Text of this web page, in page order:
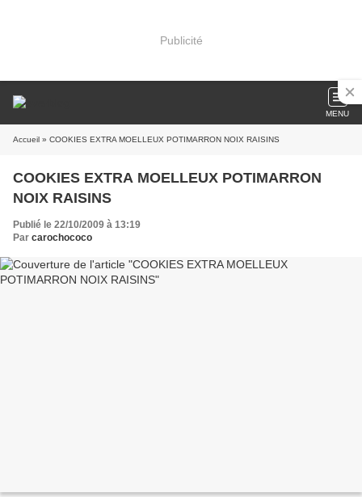
Publicité
MENU
Accueil » COOKIES EXTRA MOELLEUX POTIMARRON NOIX RAISINS
COOKIES EXTRA MOELLEUX POTIMARRON
NOIX RAISINS
Publié le 22/10/2009 à 13:19
Par carochococo